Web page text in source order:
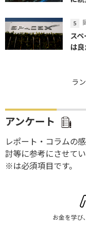
ス
は
ラ
アンケート
レポート・コラムの
討等に参考にさせてい
※は必須項目です。
お金を学び